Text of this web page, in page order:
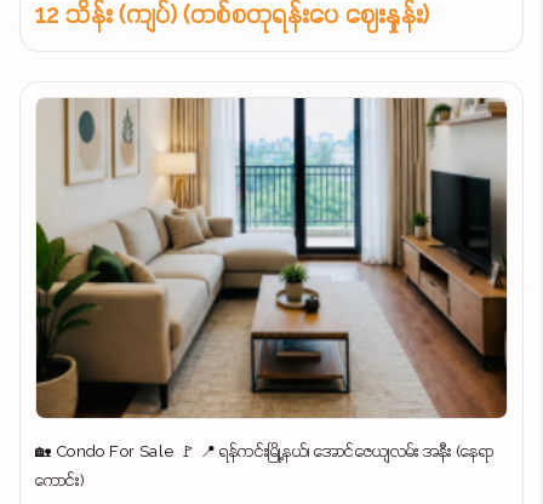
12 သိန်း (ကျပ်) (တစ်စတုရန်းပေ ဈေးနှုန်း)
🏡 Condo For Sale 🚩 📍 ရန်ကင်းမြို့နယ်၊ အောင်ဇေယျလမ်း အနီး (နေရာ
ကောင်း)